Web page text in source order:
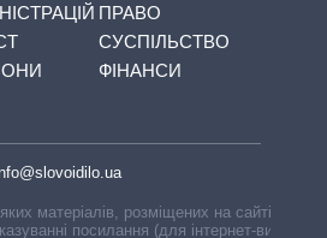
ПРАВО
СУСПІЛЬСТВО
ФІНАНСИ
матеріалів, розміщених на сайті,
посилання (для інтернет-видань